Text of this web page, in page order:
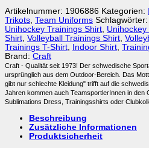
Artikelnummer: 1906886 Kategorien:
Trikots Team Uniforms Schlagwörter:
Unihockey Trainings Shirt
Shirt Volleyball Trainings Shirt
Trainings T-Shirt Indoor Shirt
Brand: Craft
Craft - Qualität seit 1973! Der schwedische
ursprünglich aus dem Outdoor-Bereich. Das
gibt nur schlechte Kleidung" trifft auf die
Jahren kommen auch TeamsportlerInnen in den
Sublimations Dress, Trainingsshirts oder
Beschreibung
Zusätzliche Informationen
Produktsicherheit